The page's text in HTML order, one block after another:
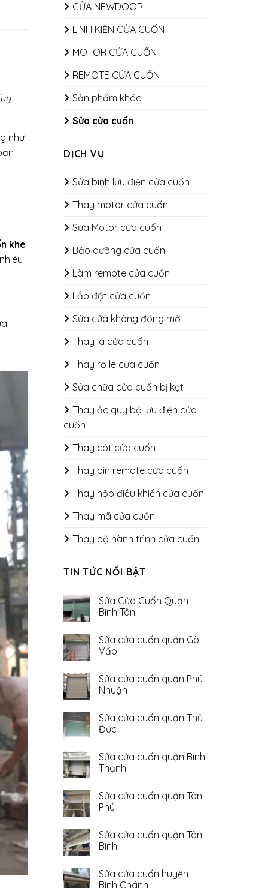
CỬA NEWDOOR
LINH KIỆN CỬA CUỐN
MOTOR CỬA CUỐN
REMOTE CỬA CUỐN
Sản phẩm khác
Sửa cửa cuốn
DỊCH VỤ
Sửa bình lưu điện cửa cuốn
Thay motor cửa cuốn
Sửa Motor cửa cuốn
Bảo dưỡng cửa cuốn
​​​​​​​Làm remote cửa cuốn
Lắp đặt cửa cuốn
Sửa cửa không đóng mở
Thay lá cửa cuốn
Thay rơ le cửa cuốn
Sửa chữa cửa cuốn bị kẹt
Thay ắc quy bộ lưu điện cửa
cuốn
Thay cót cửa cuốn
Thay pin remote cửa cuốn
Thay hộp điều khiển cửa cuốn
Thay mã cửa cuốn
Thay bộ hành trình cửa cuốn
TIN TỨC NỔI BẬT
Sửa Cửa Cuốn Quận
Bình Tân
bình
luận
ở
Cuốn
Quận
Bình
Sửa cửa cuốn quận Gò
Vấp
bình
luận
ở
cuốn
quận
Gò
Sửa cửa cuốn quận Phú
Nhuận
bình
luận
ở
cuốn
quận
Phú
Sửa cửa cuốn quận Thủ
Đức
bình
luận
ở
cuốn
quận
Thủ
Sửa cửa cuốn quận Bình
Thạnh
bình
luận
ở
cuốn
quận
Bình
Sửa cửa cuốn quận Tân
Phú
bình
luận
ở
cuốn
quận
Sửa cửa cuốn quận Tân
Bình
bình
luận
Sửa cửa cuốn huyện
Bình Chánh
như
khe